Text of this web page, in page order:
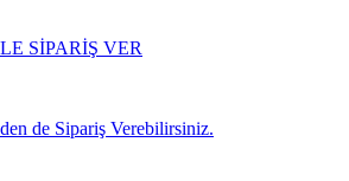
SİPARİŞ VER
de Sipariş Verebilirsiniz.